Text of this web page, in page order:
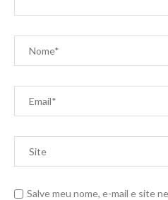
Salve meu nome, e-mail e site